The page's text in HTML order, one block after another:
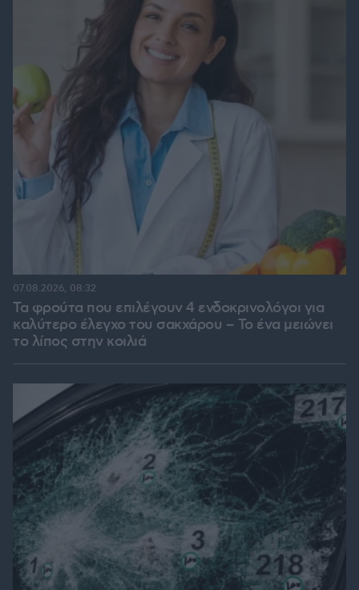
Τα φρούτα που επιλέγουν 4 ενδοκρινολόγοι για
καλύτερο έλεγχο του σακχάρου – Το ένα μειώνει
το λίπος στην κοιλιά
07.08.2026, 08:32